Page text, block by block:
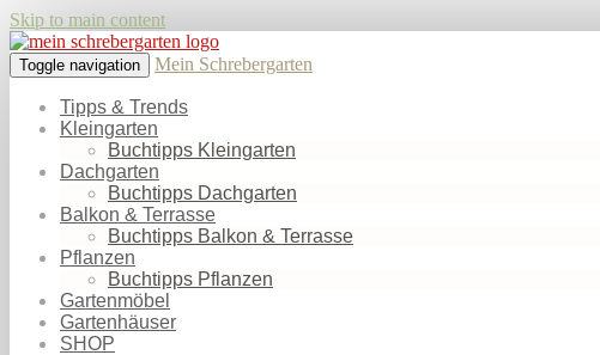
Skip to main content
Toggle navigation Mein Schrebergarten
Tipps & Trends
Kleingarten
Buchtipps Kleingarten
Dachgarten
Buchtipps Dachgarten
Balkon & Terrasse
Buchtipps Balkon & Terrasse
Pflanzen
Buchtipps Pflanzen
Gartenmöbel
Gartenhäuser
SHOP